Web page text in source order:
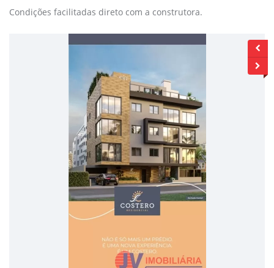
Condições facilitadas direto com a construtora.